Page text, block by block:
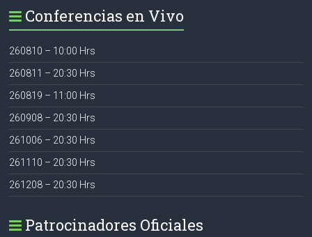
Conferencias en Vivo
260810 – 10:00 Hrs
260811 – 20:30 Hrs
260819 – 11:00 Hrs
260908 – 20:30 Hrs
261006 – 20:30 Hrs
261110 – 20:30 Hrs
261208 – 20:30 Hrs
Patrocinadores Oficiales